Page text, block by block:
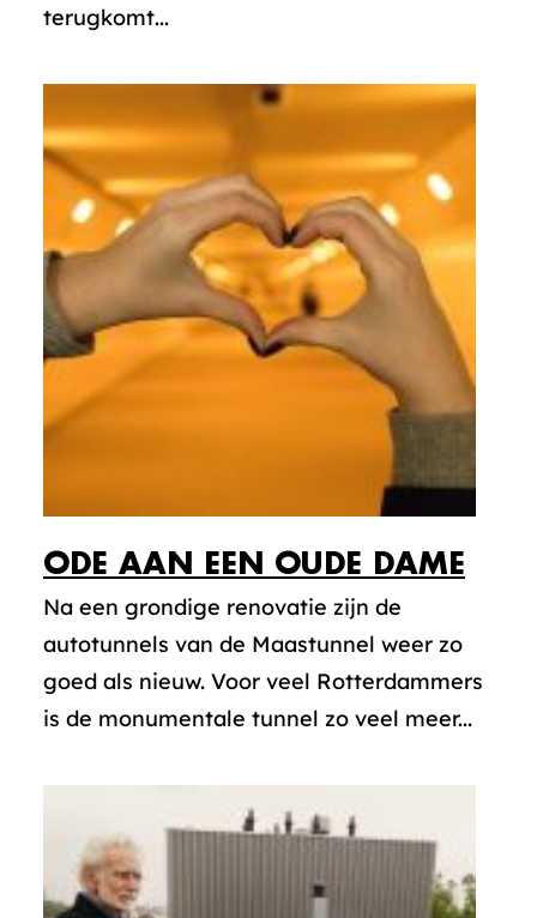
terugkomt...
ODE AAN EEN OUDE DAME
Na een grondige renovatie zijn de
autotunnels van de Maastunnel weer zo
goed als nieuw. Voor veel Rotterdammers
is de monumentale tunnel zo veel meer...